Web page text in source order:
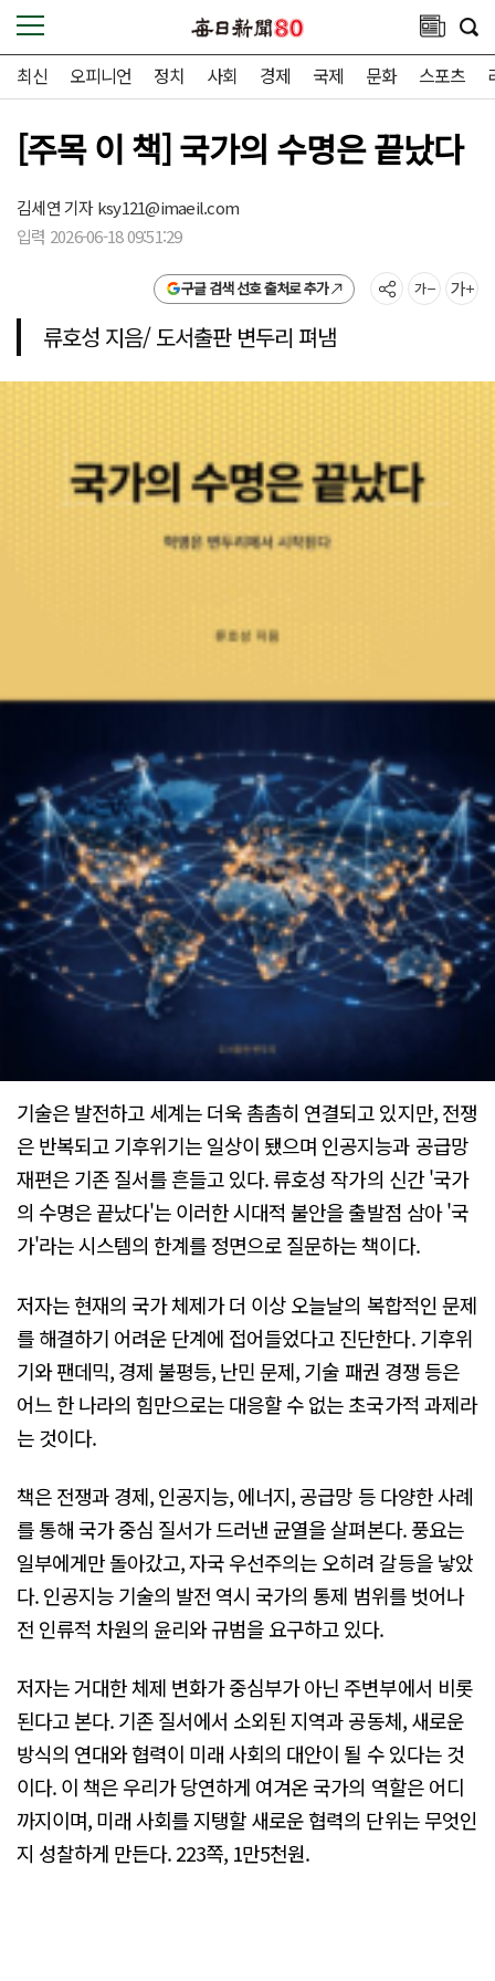
최신 오피니언 정치 사회 경제 국제 문화 스포츠
[주목 이 책] 국가의 수명은 끝났다
김세연 기자ksy121@imaeil.com
입력 2026-06-18 09:51:29
구글 검색 선호 출처로 추가
류호성 지음/ 도서출판 변두리 펴냄
기술은 발전하고 세계는 더욱 촘촘히 연결되고 있지만, 전쟁
은 반복되고 기후위기는 일상이 됐으며 인공지능과 공급망
재편은 기존 질서를 흔들고 있다. 류호성 작가의 신간 '국가
의 수명은 끝났다'는 이러한 시대적 불안을 출발점 삼아 '국
가'라는 시스템의 한계를 정면으로 질문하는 책이다.
저자는 현재의 국가 체제가 더 이상 오늘날의 복합적인 문제
를 해결하기 어려운 단계에 접어들었다고 진단한다. 기후위
기와 팬데믹, 경제 불평등, 난민 문제, 기술 패권 경쟁 등은
어느 한 나라의 힘만으로는 대응할 수 없는 초국가적 과제라
는 것이다.
책은 전쟁과 경제, 인공지능, 에너지, 공급망 등 다양한 사례
를 통해 국가 중심 질서가 드러낸 균열을 살펴본다. 풍요는
일부에게만 돌아갔고, 자국 우선주의는 오히려 갈등을 낳았
다. 인공지능 기술의 발전 역시 국가의 통제 범위를 벗어나
전 인류적 차원의 윤리와 규범을 요구하고 있다.
저자는 거대한 체제 변화가 중심부가 아닌 주변부에서 비롯
된다고 본다. 기존 질서에서 소외된 지역과 공동체, 새로운
방식의 연대와 협력이 미래 사회의 대안이 될 수 있다는 것
이다. 이 책은 우리가 당연하게 여겨온 국가의 역할은 어디
까지이며, 미래 사회를 지탱할 새로운 협력의 단위는 무엇인
지 성찰하게 만든다. 223쪽, 1만5천원.